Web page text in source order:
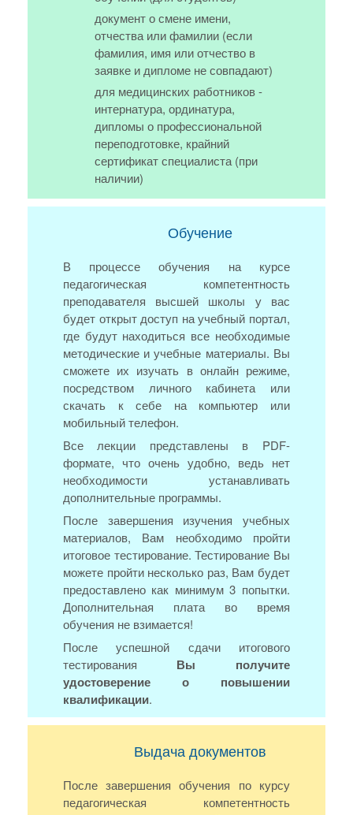
документ о смене имени,
отчества или фамилии (если
фамилия, имя или отчество в
заявке и дипломе не совпадают)
для медицинских работников -
интернатура, ординатура,
дипломы о профессиональной
переподготовке, крайний
сертификат специалиста (при
наличии)
Обучение
В процессе обучения на курсе
педагогическая компетентность
преподавателя высшей школы у вас
будет открыт доступ на учебный портал,
где будут находиться все необходимые
методические и учебные материалы. Вы
сможете их изучать в онлайн режиме,
посредством личного кабинета или
скачать к себе на компьютер или
мобильный телефон.
Все лекции представлены в PDF-
формате, что очень удобно, ведь нет
необходимости устанавливать
дополнительные программы.
После завершения изучения учебных
материалов, Вам необходимо пройти
итоговое тестирование. Тестирование Вы
можете пройти несколько раз, Вам будет
предоставлено как минимум 3 попытки.
Дополнительная плата во время
обучения не взимается!
После успешной сдачи итогового
тестирования Вы получите
удостоверение о повышении
квалификации.
Выдача документов
После завершения обучения по курсу
педагогическая компетентность